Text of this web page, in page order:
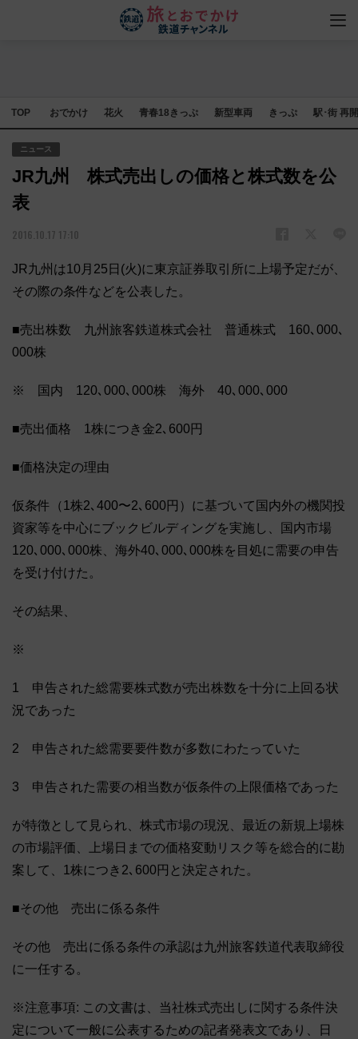
TOP おでかけ 花火 青春18きっぷ 新型車両 きっぷ 駅･街 再
ニュース
JR九州 株式売出しの価格と株式数を公
表
2016.10.17 17:10
JR九州は10月25日(火)に東京証券取引所に上場予定だが、
その際の条件などを公表した。
■売出株数 九州旅客鉄道株式会社 普通株式 160､000､
000株
※ 国内 120､000､000株 海外 40､000､000
■売出価格 1株につき金2､600円
■価格決定の理由
仮条件（1株2､400〜2､600円）に基づいて国内外の機関投
資家等を中心にブックビルディングを実施し、国内市場
120､000､000株、海外40､000､000株を目処に需要の申告
を受け付けた。
その結果、
※
1 申告された総需要株式数が売出株数を十分に上回る状
況であった
2 申告された総需要要件数が多数にわたっていた
3 申告された需要の相当数が仮条件の上限価格であった
が特徴として見られ、株式市場の現況、最近の新規上場株
の市場評価、上場日までの価格変動リスク等を総合的に勘
案して、1株につき2､600円と決定された。
■その他 売出に係る条件
その他 売出に係る条件の承認は九州旅客鉄道代表取締役
に一任する。
※注意事項: この文書は、当社株式売出しに関する条件決
定について一般に公表するための記者発表文であり、日